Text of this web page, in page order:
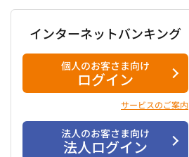
インターネットバンキング
個人のお客さま向け
ログイン
サービスのご案内
法人のお客さま向け
法人ログイン